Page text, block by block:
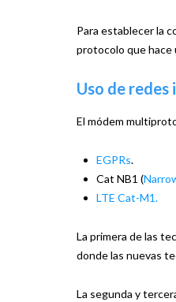
Para establecer la
protocolo que hace
Uso de
El módem
EGPRs.
Cat NB1 (
LTE Cat-M1.
La primera de las
donde las nuevas
La segunda y